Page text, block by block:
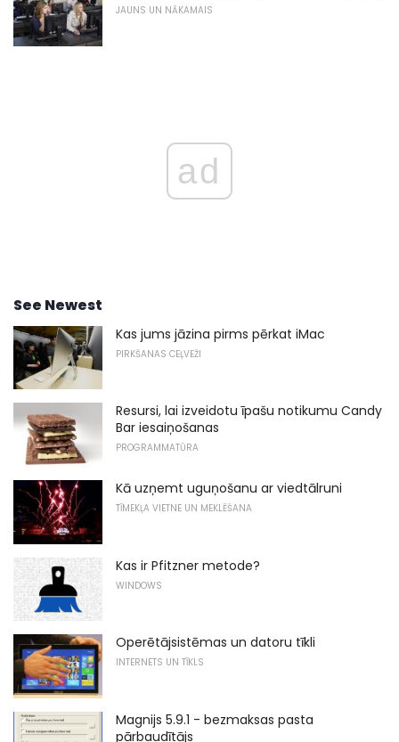
JAUNS UN NĀKAMAIS
ad
See Newest
Kas jums jāzina pirms pērkat iMac
PIRKŠANAS CEĻVEŽI
Resursi, lai izveidotu īpašu notikumu Candy
Bar iesaiņošanas
PROGRAMMATŪRA
Kā uzņemt uguņošanu ar viedtālruni
TĪMEKĻA VIETNE UN MEKLĒŠANA
Kas ir Pfitzner metode?
WINDOWS
Operētājsistēmas un datoru tīkli
INTERNETS UN TĪKLS
Magnijs 5.9.1 - bezmaksas pasta
pārbaudītājs